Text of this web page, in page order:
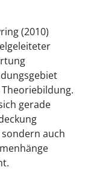
(2010)
gerade
auch